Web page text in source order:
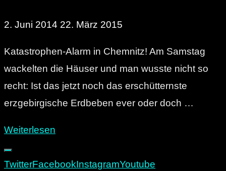
2. Juni 2014 22. März 2015
Katastrophen-Alarm in Chemnitz! Am Samstag
wackelten die Häuser und man wusste nicht so
recht: Ist das jetzt noch das erschütternste
erzgebirgische Erdbeben ever oder doch …
Weiterlesen
des
TwitterFacebookInstagramYoutube